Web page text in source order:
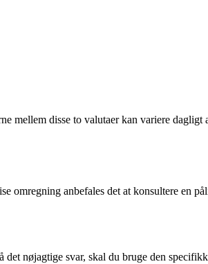
mellem disse to valutaer kan variere
omregning anbefales det at konsultere en
nøjagtige svar, skal du bruge den